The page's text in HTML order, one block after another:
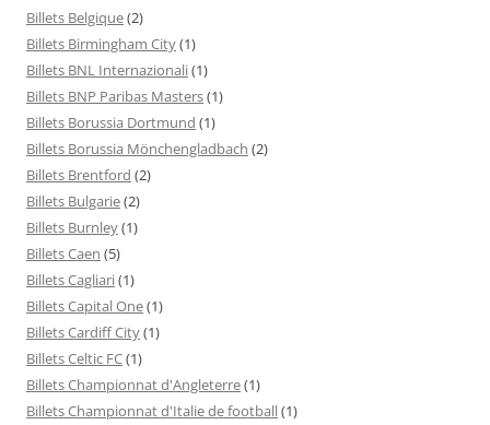
Billets Belgique(2)
Billets Birmingham City(1)
Billets BNL Internazionali(1)
Billets BNP Paribas Masters(1)
Billets Borussia Dortmund (1)
Billets Borussia Mönchengladbach (2)
Billets Brentford (2)
Billets Bulgarie(2)
Billets Burnley(1)
Billets Caen (5)
Billets Cagliari(1)
Billets Capital One(1)
Billets Cardiff City(1)
Billets Celtic FC(1)
Billets Championnat d'Angleterre(1)
Billets Championnat d'Italie de football(1)